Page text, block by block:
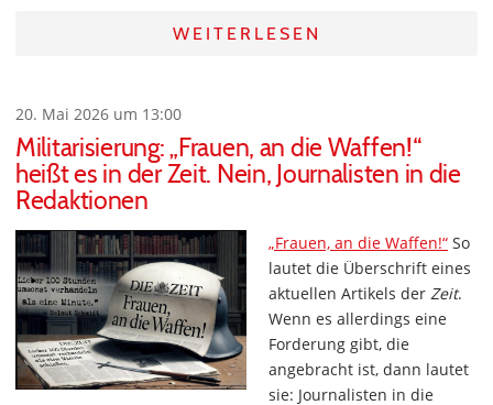
WEITERLESEN
20. Mai 2026 um 13:00
Militarisierung: „Frauen, an die Waffen!“
heißt es in der Zeit. Nein, Journalisten in die
Redaktionen
„Frauen, an die Waffen!“ So
lautet die Überschrift eines
aktuellen Artikels der Zeit.
Wenn es allerdings eine
Forderung gibt, die
angebracht ist, dann lautet
sie: Journalisten in die